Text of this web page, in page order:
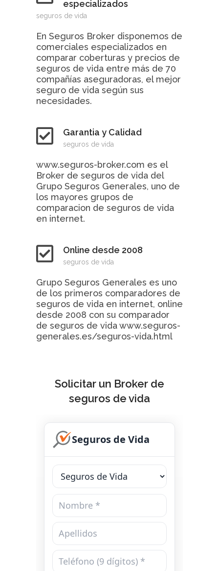
especializados
seguros de vida
En Seguros Broker disponemos de
comerciales especializados en
comparar coberturas y precios de
seguros de vida entre más de 70
compañías aseguradoras, el mejor
seguro de vida según sus
necesidades.
Garantia y Calidad
seguros de vida
www.seguros-broker.com es el
Broker de seguros de vida del
Grupo Seguros Generales, uno de
los mayores grupos de
comparacion de seguros de vida
en internet.
Online desde 2008
seguros de vida
Grupo Seguros Generales es uno
de los primeros comparadores de
seguros de vida en internet, online
desde 2008 con su comparador
de seguros de vida www.seguros-
generales.es/seguros-vida.html
Solicitar un Broker de
seguros de vida